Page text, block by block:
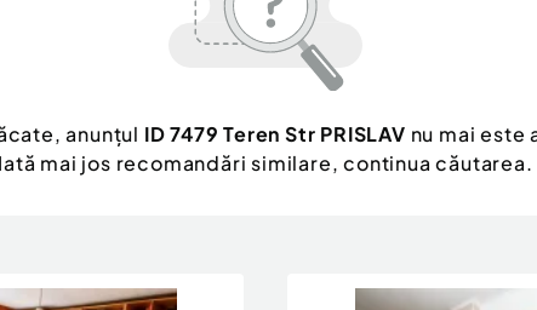
anunțul ID 7479 Teren Str PRISLAV nu mai este
Iată mai jos recomandări similare, continua căutarea.